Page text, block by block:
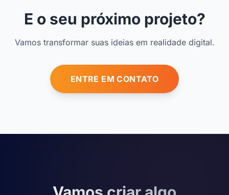
E o seu próximo projeto?
Vamos transformar suas ideias em realidade digital.
ENTRE EM CONTATO